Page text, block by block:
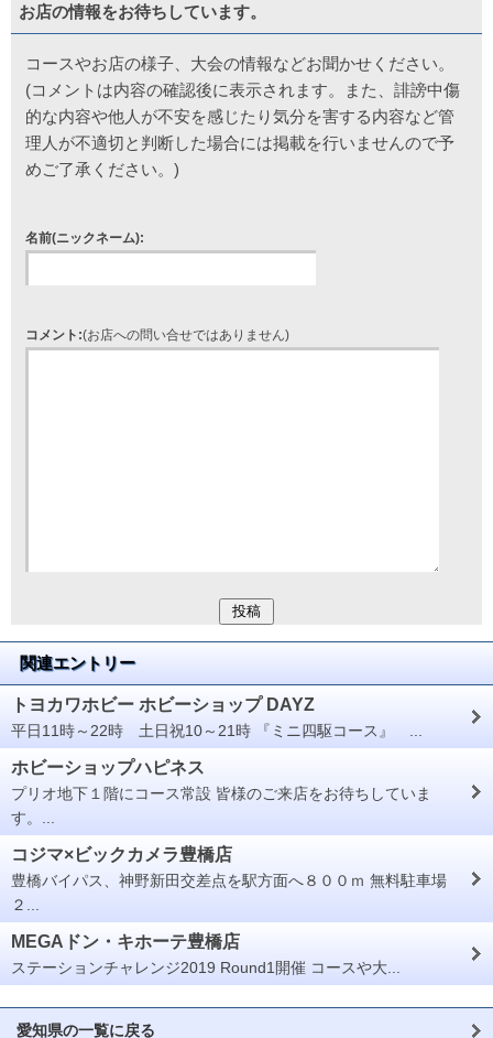
お店の情報をお待ちしています。
コースやお店の様子、大会の情報などお聞かせください。
(コメントは内容の確認後に表示されます。また、誹謗中傷
的な内容や他人が不安を感じたり気分を害する内容など管
理人が不適切と判断した場合には掲載を行いませんので予
めご了承ください。)
名前(ニックネーム):
コメント:(お店への問い合せではありません)
関連エントリー
トヨカワホビー ホビーショップ DAYZ
平日11時～22時 土日祝10～21時 『ミニ四駆コース』 ...
ホビーショップハピネス
プリオ地下１階にコース常設 皆様のご来店をお待ちしていま
す。...
コジマ×ビックカメラ豊橋店
豊橋バイパス、神野新田交差点を駅方面へ８００ｍ 無料駐車場
２...
MEGAドン・キホーテ豊橋店
ステーションチャレンジ2019 Round1開催 コースや大...
愛知県の一覧に戻る